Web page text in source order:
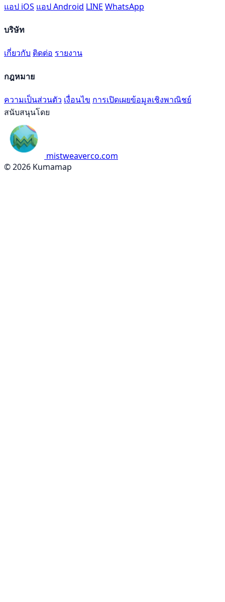
แอป iOS แอป Android LINE WhatsApp
บริษัท
เกี่ยวกับ ติดต่อ รายงาน
กฎหมาย
ความเป็นส่วนตัว เงื่อนไข การเปิดเผยข้อมูลเชิงพาณิชย์
สนับสนุนโดย
mistweaverco.com
© 2026 Kumamap